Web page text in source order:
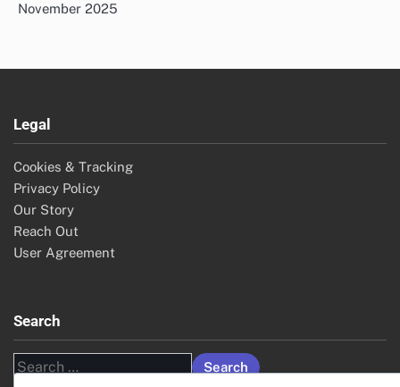
November 2025
Legal
Cookies & Tracking
Privacy Policy
Our Story
Reach Out
User Agreement
Search
Search